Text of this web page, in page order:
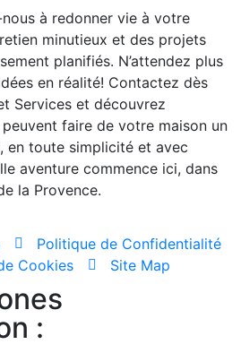
à redonner vie à votre
minutieux et des projets
planifiés. N’attendez plus
en réalité! Contactez dès
Services et découvrez
faire de votre maison un
en toute simplicité et avec
aventure commence ici, dans
la Provence.
Politique de Confidentialité
Cookies
Site Map
: